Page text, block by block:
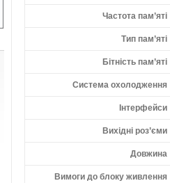
Частота пам’яті
Тип пам’яті
Бітність пам’яті
Система охолодження
Інтерфейси
Вихідні роз’єми
Довжина
Вимоги до блоку живлення